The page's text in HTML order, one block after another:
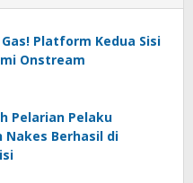
Platform Kedua Sisi
Onstream
Pelarian Pelaku
Nakes Berhasil di